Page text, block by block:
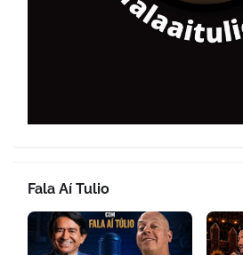
Fala Aí Tulio